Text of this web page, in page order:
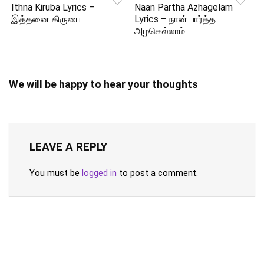
Ithna Kiruba Lyrics –
இத்தனை கிருபை
Naan Partha Azhagelam
Lyrics – நான் பார்த்த
அழகெல்லாம்
We will be happy to hear your thoughts
LEAVE A REPLY
You must be logged in to post a comment.